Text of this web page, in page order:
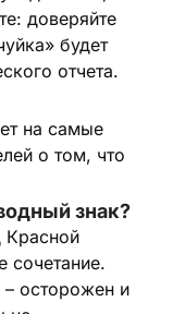
доверяйте
будет
отчета.
на самые
о том, что
знак?
Красной
сочетание.
осторожен и